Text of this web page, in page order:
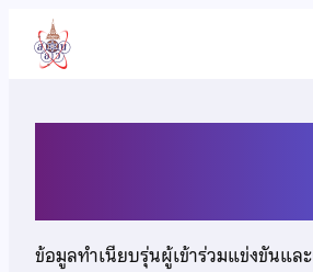
เนื้อหา
ข้อมูลทำเนียบรุ่นผู้เข้าร่วมแข่งขันแล